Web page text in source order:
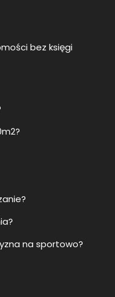
bez księgi
na sportowo?